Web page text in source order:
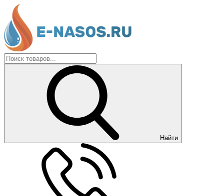
Найти